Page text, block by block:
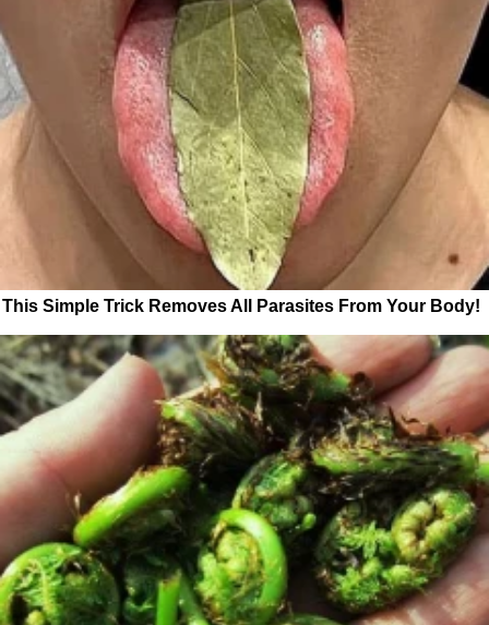
This Simple Trick Removes All Parasites From Your Body!